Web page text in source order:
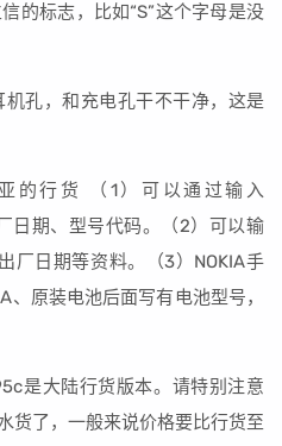
的标志，比如“S”这个字母是没
孔，和充电孔干不干净，这是
的行货 （1）可以通过输入
期、型号代码。（2）可以输
厂日期等资料。（3）NOKIA手
原装电池后面写有电池型号，
是大陆行货版本。请特别注意
货了，一般来说价格要比行货至